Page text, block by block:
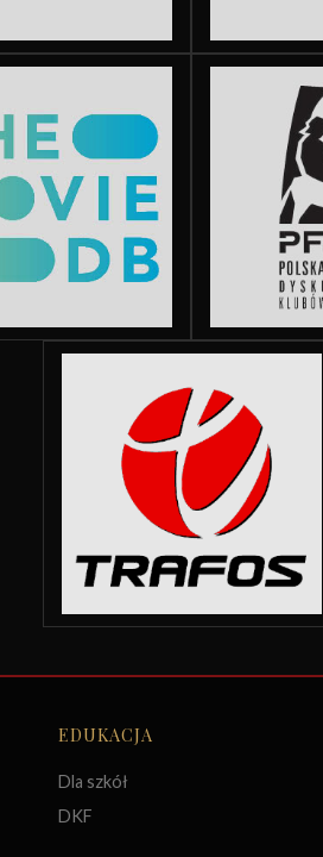
EDUKACJA
Dla szkół
DKF